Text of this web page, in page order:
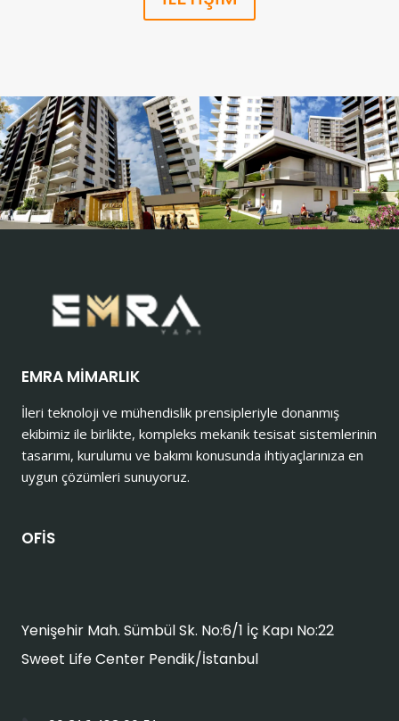
EMRA MİMARLIK
İleri teknoloji ve mühendislik prensipleriyle donanmış
ekibimiz ile birlikte, kompleks mekanik tesisat sistemlerinin
tasarımı, kurulumu ve bakımı konusunda ihtiyaçlarınıza en
uygun çözümleri sunuyoruz.
OFİS
Yenişehir Mah. Sümbül Sk. No:6/1 İç Kapı No:22
Sweet Life Center Pendik/İstanbul